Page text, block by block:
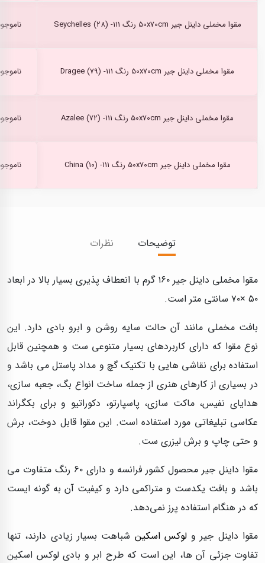
مقوا مخملی داینل جیر 50x70cm رنگ Seychelles (28) -111
مقوا مخملی داینل جیر 50x70cm رنگ Dragee (79) -111
مقوا مخملی داینل جیر 50x70cm رنگ Azalee (72) -111
مقوا مخملی داینل جیر 50x70cm رنگ China (10) -111
توضیحات نظرات
مقوا مخملی داینل جیر ۱۶۰ گرم با انعطاف پذیری بسیار بالا در ابعاد
۵۰ ×۷۰ سانتی متر است.
بافت مخملی مانند آن حالت سایه روشن و ابرو بادی دارد. این
نوع مقوا که دارای کاربردهای بسیار متنوعی ست و همچنین قابل
استفاده برای نقاشی هایی با تکنیک گچ و مداد پاستل می باشد و
در بسیاری از کارهای هنری از جمله ساخت انواع بگ، جعبه سازی،
هدایای نفیس، ماکت سازی، پاسپارتو، دکوراتیو و برای بکگراند
عکاسی تبلیغاتی مورد استفاده است. این مقوا قابل دوخت، برش
و حتی چاپ و برش لیزری ست.
مقوا داینل جیر محصول کشور فرانسه و دارای ۶۰ رنگ متفاوت می
باشد و بافت یکدست و متراکمی دارد و کیفیت آن به گونه ایست
که در هنگام استفاده پرز نمی‌دهد.
مقوا داینل جیر ولوکس اسکین شباهت بسیار زیادی دارند، تنها
تفاوت جزئی آن ها، این است که طرح ابر و بادی لوکس اسکین